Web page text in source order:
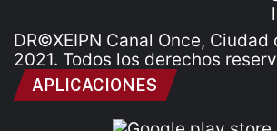
DR©XEIPN Canal Once, Ciudad
2021. Todos los derechos
APLICACIONES